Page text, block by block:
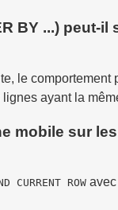
BY ...) peut-il
le comportement
ayant la
mobile sur
CURRENT ROW